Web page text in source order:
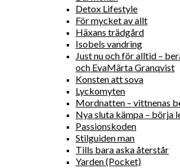
Detox Lifestyle
För mycket av allt
Häxans trädgård
Isobels vandring
Just nu och för alltid –
och EvaMärta Granqvist
Konsten att sova
Lyckomyten
Mordnatten – vittnenas
Nya sluta kämpa – börja
Passionskoden
Stilguiden man
Tills bara aska återstår
Yarden (Pocket)